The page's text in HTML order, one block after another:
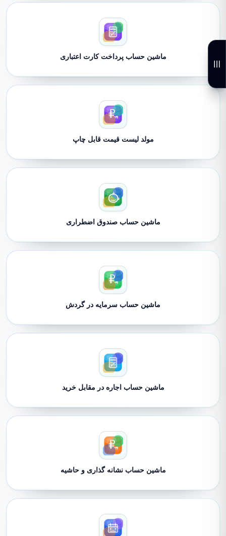
ماشین حساب پرداخت کارت اعتباری
مولد لیست قیمت قابل چاپ
ماشین حساب صندوق اضطراری
ماشین حساب سرمایه در گردش
ماشین حساب اجاره در مقابل خرید
ماشین حساب نشانه گذاری و حاشیه